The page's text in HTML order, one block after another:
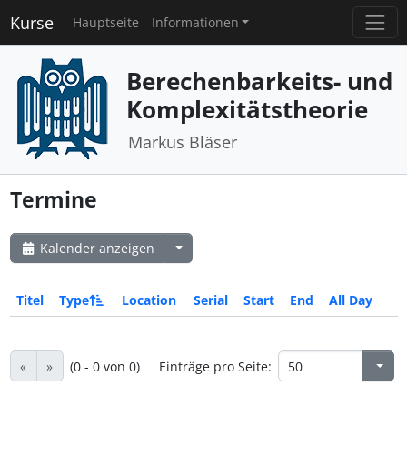
Kurse Hauptseite Informationen
Berechenbarkeits- und
Komplexitätstheorie
Markus Bläser
Termine
Kalender anzeigen
Titel Type Location Serial Start End All Day
« » (0 - 0 von 0) Einträge pro Seite: